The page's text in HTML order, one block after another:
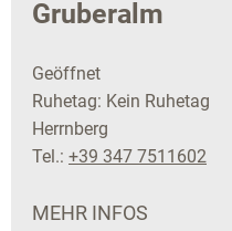
Gruberalm
Geöffnet
Ruhetag: Kein Ruhetag
Herrnberg
Tel.: +39 347 7511602
MEHR INFOS